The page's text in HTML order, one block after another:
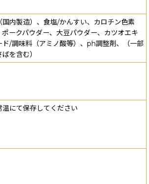
国内製造）、食塩/かんすい、カロチン色素
ポークパウダー、大豆パウダー、カツオエキ
ド/調味料（アミノ酸等）、ph調整剤、（一部
を含む）
にて保存してください